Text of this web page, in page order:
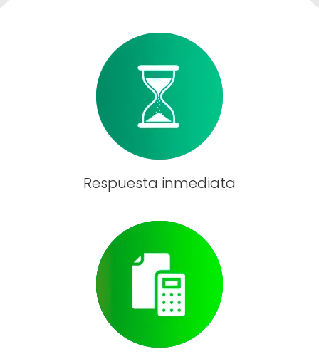
Respuesta inmediata